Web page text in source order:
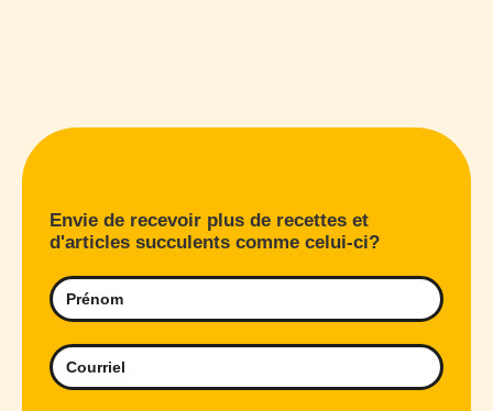
Envie de recevoir plus de recettes et
d'articles succulents comme celui-ci?